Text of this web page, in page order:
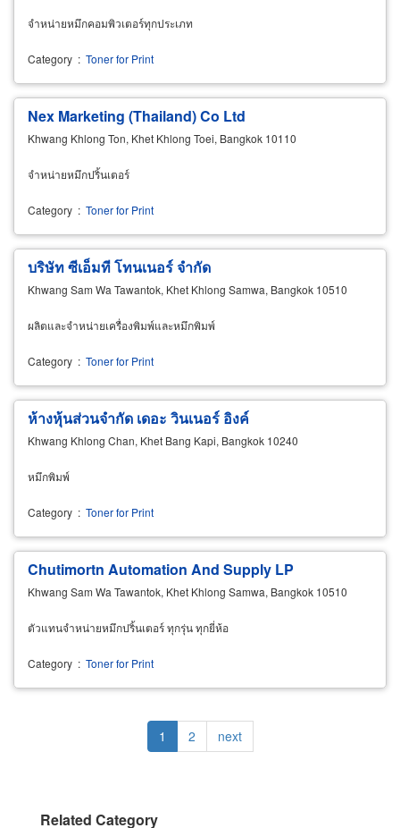
จำหน่ายหมึกคอมพิวเตอร์ทุกประเภท
Category : Toner for Print
Nex Marketing (Thailand) Co Ltd
Khwang Khlong Ton, Khet Khlong Toei, Bangkok 10110
จำหน่ายหมึกปริ้นเตอร์
Category : Toner for Print
บริษัท ซีเอ็มที โทนเนอร์ จำกัด
Khwang Sam Wa Tawantok, Khet Khlong Samwa, Bangkok 10510
ผลิตและจำหน่ายเครื่องพิมพ์และหมึกพิมพ์
Category : Toner for Print
ห้างหุ้นส่วนจำกัด เดอะ วินเนอร์ อิงค์
Khwang Khlong Chan, Khet Bang Kapi, Bangkok 10240
หมึกพิมพ์
Category : Toner for Print
Chutimortn Automation And Supply LP
Khwang Sam Wa Tawantok, Khet Khlong Samwa, Bangkok 10510
ตัวแทนจำหน่ายหมึกปริ้นเตอร์ ทุกรุ่น ทุกยี่ห้อ
Category : Toner for Print
Current
page
1 Page
2
Next
page
next
Related Category